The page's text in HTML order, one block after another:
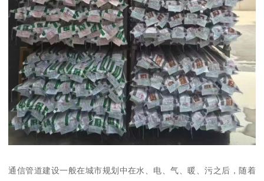
通信管道建设一般在城市规划中在水、电、气、暖、污之后，随着